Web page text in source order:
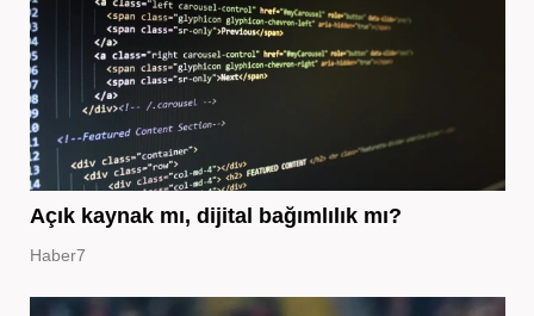
Açık kaynak mı, dijital bağımlılık mı?
Haber7